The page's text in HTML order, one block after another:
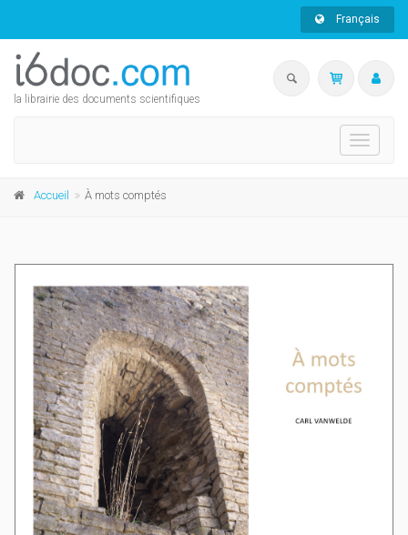
Français
la librairie des documents scientifiques
Toggle
Accueil À mots comptés